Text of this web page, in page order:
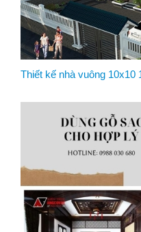
Thiết kế nhà vuông 10x10